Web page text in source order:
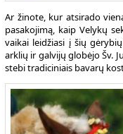
Ar žinote, kur atsirado
pasakojimą, kaip Velykų
vaikai leidžiasi į šių
arklių ir galvijų globėjo Šv.
stebi tradiciniais bavarų